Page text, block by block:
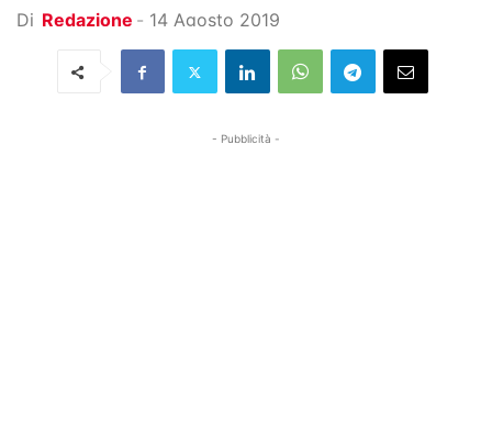
Di Redazione - 14 Agosto 2019
- Pubblicità -